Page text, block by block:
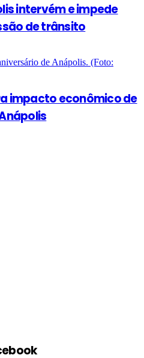
intervém e impede
de trânsito
impacto econômico de